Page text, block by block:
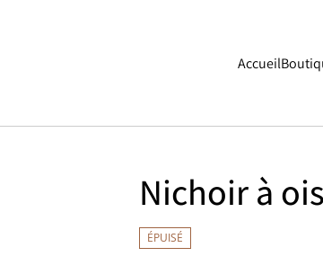
Accueil
Nichoir à
ÉPUISÉ